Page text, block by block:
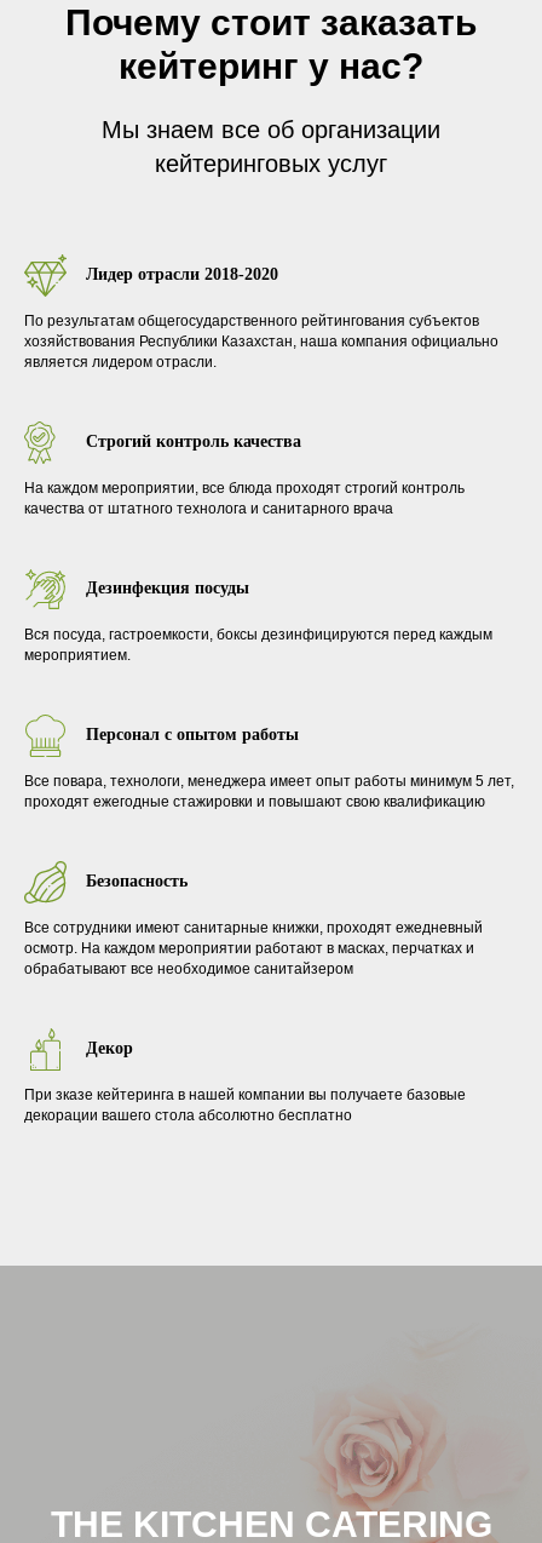
Почему стоит заказать
кейтеринг у нас?
Мы знаем все об организации
кейтеринговых услуг
Лидер отрасли 2018-2020
По результатам общегосударственного рейтингования субъектов
хозяйствования Республики Казахстан, наша компания официально
является лидером отрасли.
Строгий контроль качества
На каждом мероприятии, все блюда проходят строгий контроль
качества от штатного технолога и санитарного врача
Дезинфекция посуды
Вся посуда, гастроемкости, боксы дезинфицируются перед каждым
мероприятием.
Персонал с опытом работы
Все повара, технологи, менеджера имеет опыт работы минимум 5 лет,
проходят ежегодные стажировки и повышают свою квалификацию
Безопасность
Все сотрудники имеют санитарные книжки, проходят ежедневный
осмотр. На каждом мероприятии работают в масках, перчатках и
обрабатывают все необходимое санитайзером
Декор
При зказе кейтеринга в нашей компании вы получаете базовые
декорации вашего стола абсолютно бесплатно
THE KITCHEN CATERING